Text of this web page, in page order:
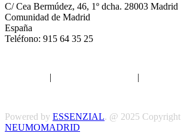
C/ Cea Bermúdez, 46, 1º dcha. 28003 Madrid
Comunidad de Madrid
España
Teléfono: 915 64 35 25
| |
Powered by ESSENZIAL. @ 2025 Copyright
NEUMOMADRID